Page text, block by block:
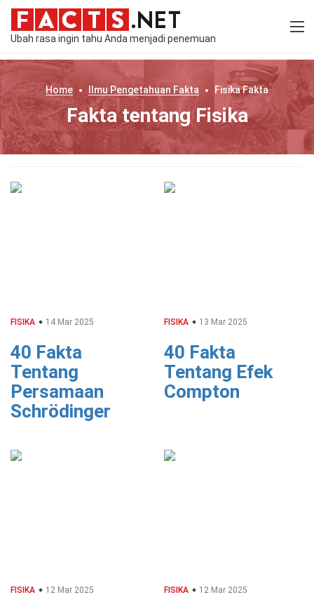
Ubah rasa ingin tahu Anda menjadi penemuan
Home Ilmu Pengetahuan Fakta FisikaFakta
Fakta tentang Fisika
FISIKA 14 Mar 2025
40 Fakta
Tentang
Persamaan
Schrödinger
FISIKA 13 Mar 2025
40 Fakta
Tentang Efek
Compton
FISIKA 12 Mar 2025 FISIKA 12 Mar 2025